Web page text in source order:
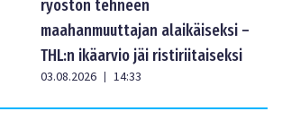
ryöstön tehneen
maahanmuuttajan alaikäiseksi –
THL:n ikäarvio jäi ristiriitaiseksi
03.08.2026 | 14:33